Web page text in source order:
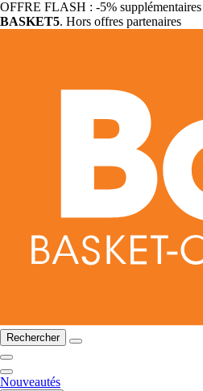
OFFRE FLASH : -5%
BASKET5. Hors offres partenaires
Rechercher
Nouveautés